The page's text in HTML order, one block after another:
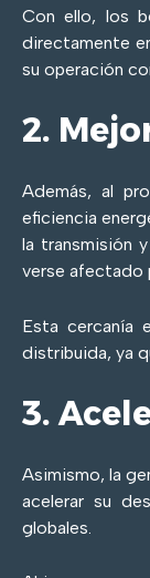
Con ello, los
directamente
su operación
2.
Además, al
eficiencia
la transmisión
verse afectado
Esta cercanía
distribuida, ya
3.
Asimismo, la
acelerar su
globales.